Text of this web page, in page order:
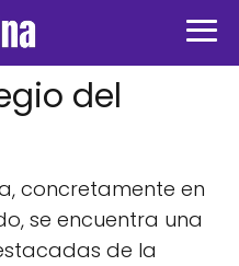
del
concretamente en
se encuentra una
de la